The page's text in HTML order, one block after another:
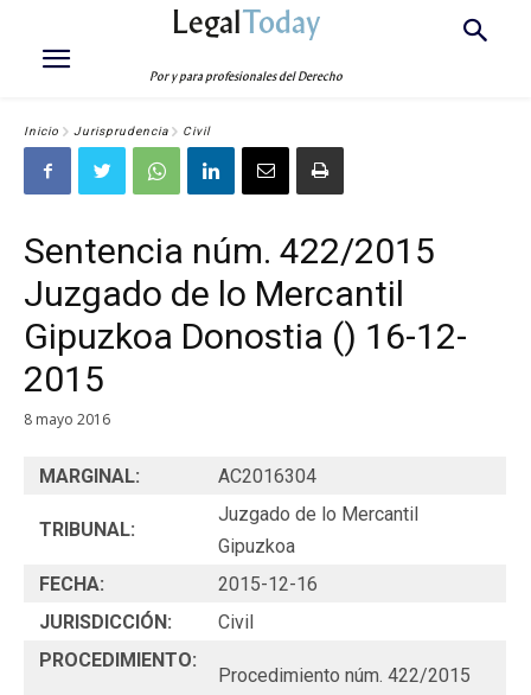
LegalToday
Por y para profesionales del Derecho
Inicio Jurisprudencia Civil
Sentencia núm. 422/2015
Juzgado de lo Mercantil
Gipuzkoa Donostia () 16-12-
2015
8 mayo 2016
MARGINAL: AC2016304
TRIBUNAL:
Juzgado de lo Mercantil
Gipuzkoa
FECHA:
2015-12-16
JURISDICCIÓN:
Civil
PROCEDIMIENTO:
Procedimiento núm. 422/2015